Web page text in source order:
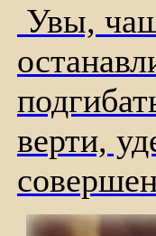
Увы,
верти,